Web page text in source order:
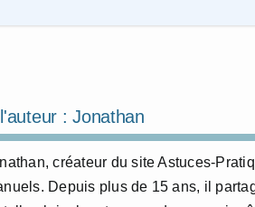
:Jonathan
créateur du site Astuces-
Depuis plus de 15 ans, il